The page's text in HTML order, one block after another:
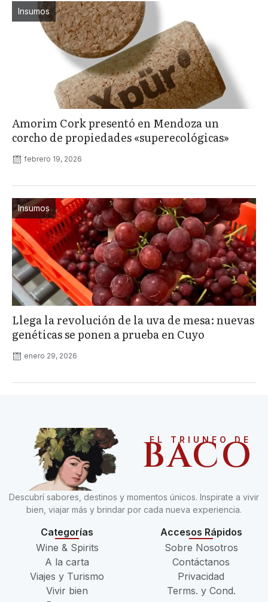
Insumos
Amorim Cork presentó en Mendoza un
corcho de propiedades «superecológicas»
febrero 19, 2026
Insumos
Llega la revolución de la uva de mesa: nuevas
genéticas se ponen a prueba en Cuyo
enero 29, 2026
EL TRIUNFO DE
BACO
Descubrí sabores, destinos y momentos únicos. Inspirate a vivir
bien, viajar más y brindar por cada nueva experiencia.
Categorías
Wine & Spirits
A la carta
Viajes y Turismo
Vivir bien
Accesos Rápidos
Sobre Nosotros
Contáctanos
Privacidad
Terms. y Cond.